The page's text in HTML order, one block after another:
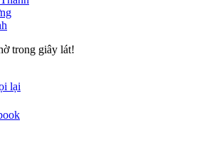
trong giây lát!
lại